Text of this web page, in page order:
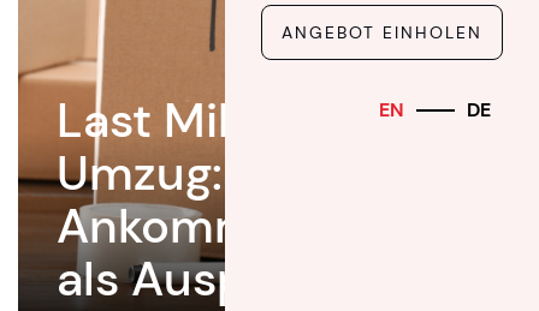
ANGEBOT EINHOLEN
EN DE
Last Mile beim
Umzug: Warum
Ankommen mehr ist
als Auspacken